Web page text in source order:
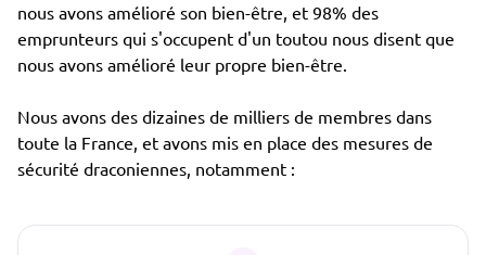
nous avons amélioré son bien-être, et 98% des
emprunteurs qui s'occupent d'un toutou nous disent que
nous avons amélioré leur propre bien-être.
Nous avons des dizaines de milliers de membres dans
toute la France, et avons mis en place des mesures de
sécurité draconiennes, notamment :